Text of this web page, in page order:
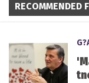
RECOMMENDED